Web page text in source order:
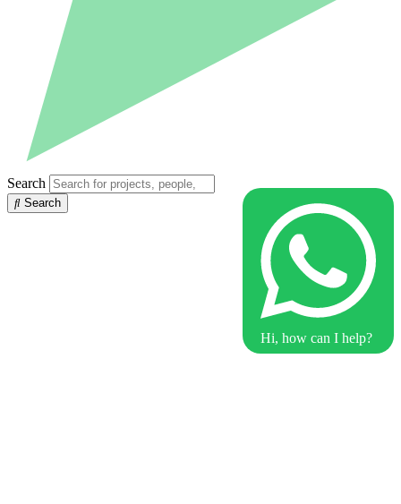
Hi, how can I help?
Search
Search